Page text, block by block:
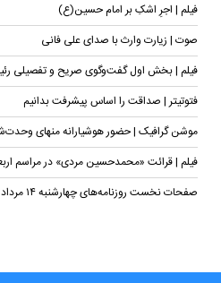
فیلم | اجرِ اشکِ بر امام حسین(ع)
صوت | زیارت وارث با صدای علی فانی
فیلم | بخش اول گفت‌وگوی صریح و تفصیلی
فتوتیتر | صداقت را اساس پیشرفت بدانیم
موشن گرافیک | حضور هوشیارانه منهای
فیلم | قرائت «محمدحسین مردی» در مراسم
صفحات نخست روزنامه‌های چهارشنبه ۱۴ مرداد ۱۴۰۵